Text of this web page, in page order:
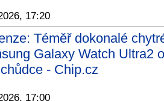
17:20
Téměř dokonalé
Galaxy Watch Ultra2
- Chip.cz
17:00